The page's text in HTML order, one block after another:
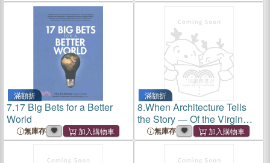
滿額折
7.17 Big Bets for a Better
World
無庫存
滿額折
8.When Architecture Tells
the Story ― Of the Virgin
Islands of the United States
無庫存